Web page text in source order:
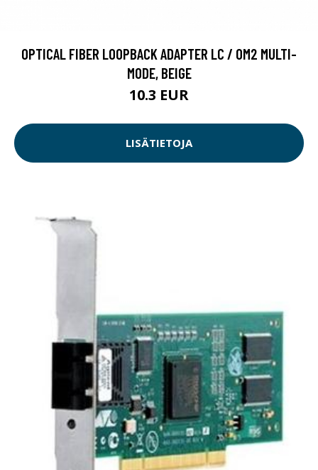
OPTICAL FIBER LOOPBACK ADAPTER LC / OM2 MULTI-
MODE, BEIGE
10.3 EUR
LISÄTIETOJA